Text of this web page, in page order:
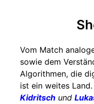
Vom Match
sowie dem
Algorithmen, die
ist ein weites
Kidritsch und